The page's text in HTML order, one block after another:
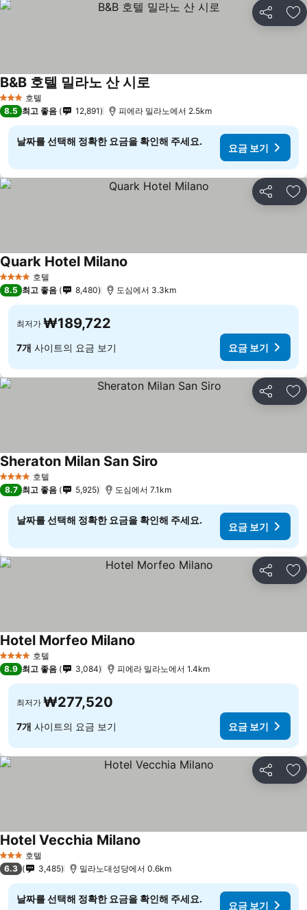
공유 즐
3 성급 호텔
B&B 호텔 밀라노 산 시로
8.5 최고 좋음 12,891 피에라 밀라노에서 2.5km
날짜를 선택해 정확한 요금을 확인해 주세요.
요금 보기
공유 즐
4 성급 호텔
Quark Hotel Milano
8.5 최고 좋음 8,480 도심에서 3.3km
최저가 ₩189,722
7개 사이트의 요금 보기 요금 보기
공유 즐
4 성급 호텔
Sheraton Milan San Siro
8.7 최고 좋음 5,925 도심에서 7.1km
날짜를 선택해 정확한 요금을 확인해 주세요.
요금 보기
공유 즐
4 성급 호텔
Hotel Morfeo Milano
8.9 최고 좋음 3,084 피에라 밀라노에서 1.4km
최저가 ₩277,520
7개 사이트의 요금 보기 요금 보기
공유 즐
3 성급 호텔
Hotel Vecchia Milano
6.3 3,485 밀라노대성당에서 0.6km
날짜를 선택해 정확한 요금을 확인해 주세요.
요금 보기